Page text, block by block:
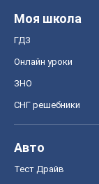
Моя школа
ГДЗ
Онлайн уроки
ЗНО
СНГ решебники
Авто
Тест Драйв